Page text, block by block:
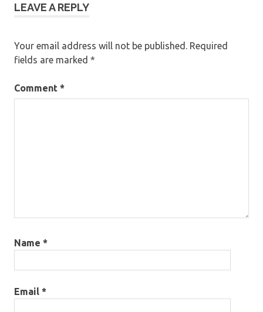
LEAVE A REPLY
Your email address will not be published. Required
fields are marked *
Comment *
Name *
Email *